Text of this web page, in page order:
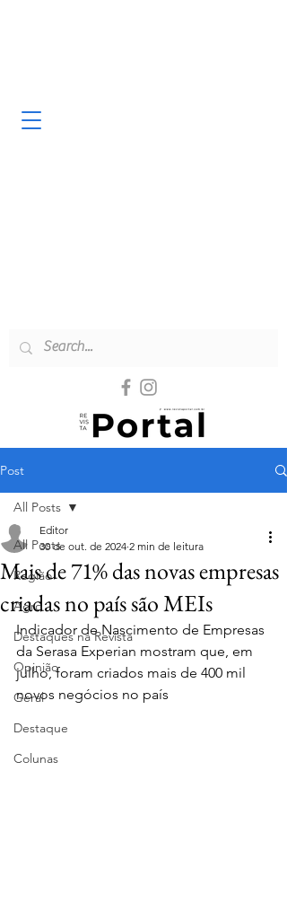
Post
All Posts
Região
Agro
Destaques na Revista
Opinião
Geral
Destaque
Colunas
All Posts
Mais de 71% das novas empresas
criadas no país são MEIs
Editor
30 de out. de 2024 2 min de leitura
Indicador de Nascimento de Empresas
da Serasa Experian mostram que, em
julho, foram criados mais de 400 mil
novos negócios no país